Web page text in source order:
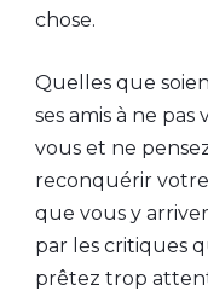
chose.
Quelles que
ses amis à ne
vous et ne
reconquérir votre
que vous y
par les critiques
prêtez trop